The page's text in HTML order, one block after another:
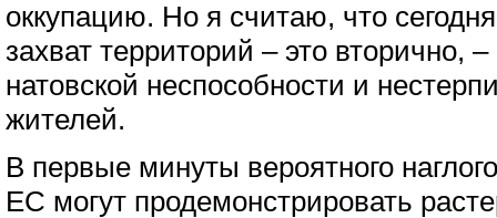
оккупацию. Но я считаю, что
захват территорий – это вторично,
натовской неспособности и
жителей.
В первые минуты вероятного
ЕС могут продемонстрировать